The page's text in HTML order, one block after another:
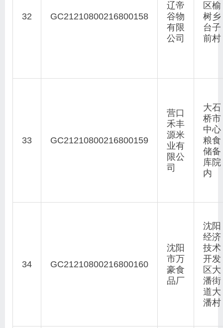
32 GC21210800216800158
辽帝
谷物
有限
公司
区榆
树乡
台子
前村
33 GC21210800216800159
营口
禾丰
源米
业有
限公
司
大石
桥市
中心
粮食
储备
库院
内
34 GC21210800216800160
沈阳
市万
豪食
品厂
沈阳
经济
技术
开发
区大
潘街
道大
潘村